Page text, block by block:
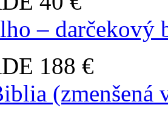
– darčekový
188 €
(zmenšená